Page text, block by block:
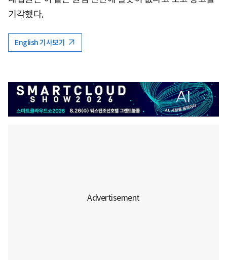
기각했다.
English 기사보기